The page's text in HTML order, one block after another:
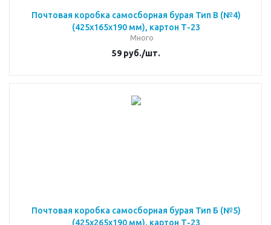
Почтовая коробка самосборная бурая Тип В (№4)
(425x165x190 мм), картон Т-23
Много
59руб./шт.
Почтовая коробка самосборная бурая Тип Б (№5)
(425x265x190 мм), картон Т-23